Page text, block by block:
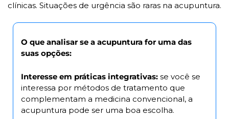
clínicas. Situações de urgência são raras na acupuntura.
O que analisar se a acupuntura for uma das
suas opções:
Interesse em práticas integrativas: se você se
interessa por métodos de tratamento que
complementam a medicina convencional, a
acupuntura pode ser uma boa escolha.